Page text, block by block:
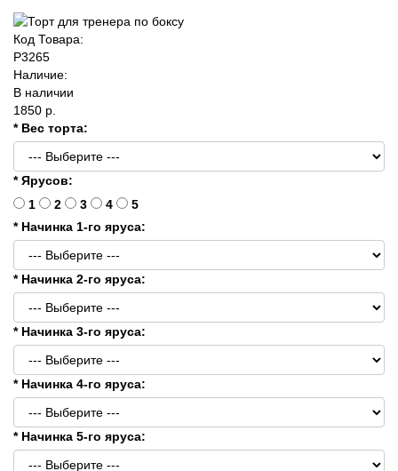
Код Товара:
P3265
Наличие:
В наличии
1850 р.
* Вес торта:
* Ярусов:
1
2 3 4
5
* Начинка 1-го яруса:
* Начинка 2-го яруса:
* Начинка 3-го яруса:
* Начинка 4-го яруса:
* Начинка 5-го яруса: